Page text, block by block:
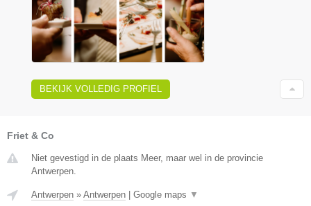
BEKIJK VOLLEDIG PROFIEL
Friet & Co
Niet gevestigd in de plaats Meer, maar wel in de provincie
Antwerpen.
Antwerpen » Antwerpen Google maps ▼